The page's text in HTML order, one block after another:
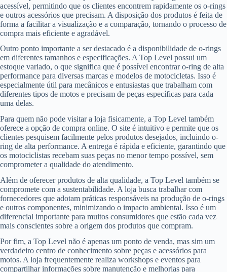
acessível, permitindo que os clientes encontrem rapidamente os o-rings
e outros acessórios que precisam. A disposição dos produtos é feita de
forma a facilitar a visualização e a comparação, tornando o processo de
compra mais eficiente e agradável.
Outro ponto importante a ser destacado é a disponibilidade de o-rings
em diferentes tamanhos e especificações. A Top Level possui um
estoque variado, o que significa que é possível encontrar o-ring de alta
performance para diversas marcas e modelos de motocicletas. Isso é
especialmente útil para mecânicos e entusiastas que trabalham com
diferentes tipos de motos e precisam de peças específicas para cada
uma delas.
Para quem não pode visitar a loja fisicamente, a Top Level também
oferece a opção de compra online. O site é intuitivo e permite que os
clientes pesquisem facilmente pelos produtos desejados, incluindo o-
ring de alta performance. A entrega é rápida e eficiente, garantindo que
os motociclistas recebam suas peças no menor tempo possível, sem
comprometer a qualidade do atendimento.
Além de oferecer produtos de alta qualidade, a Top Level também se
compromete com a sustentabilidade. A loja busca trabalhar com
fornecedores que adotam práticas responsáveis na produção de o-rings
e outros componentes, minimizando o impacto ambiental. Isso é um
diferencial importante para muitos consumidores que estão cada vez
mais conscientes sobre a origem dos produtos que compram.
Por fim, a Top Level não é apenas um ponto de venda, mas sim um
verdadeiro centro de conhecimento sobre peças e acessórios para
motos. A loja frequentemente realiza workshops e eventos para
compartilhar informações sobre manutenção e melhorias para